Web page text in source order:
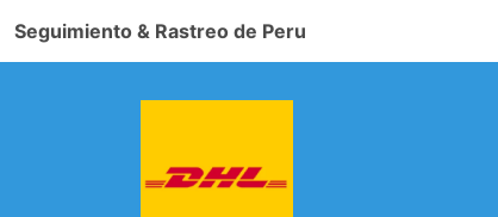
Seguimiento & Rastreo de Peru